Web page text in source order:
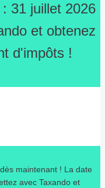
31 juillet 2026
et obtenez
d'impôts !
maintenant ! La date
avec Taxando et